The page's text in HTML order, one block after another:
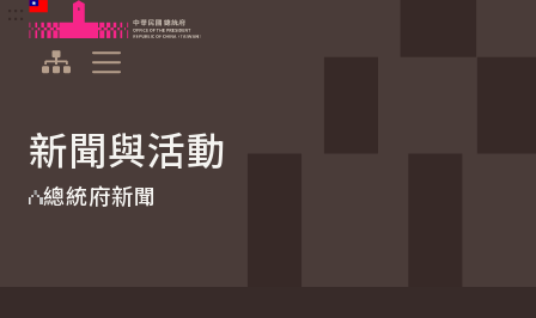
跳到主要內容
中華民國總統府
新聞與活動
總統府新聞